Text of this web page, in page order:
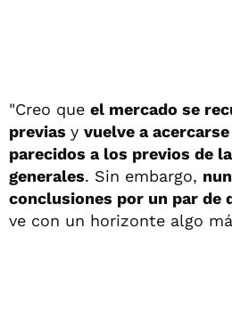
"Creo que el mercado se
previas y vuelve a
parecidos a los previos de
generales. Sin embargo,
conclusiones por un par de
ve con un horizonte algo